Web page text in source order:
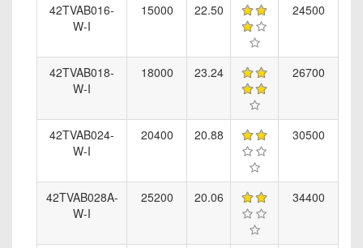
42TVAB016-
W-I
15000 22.50 24500
42TVAB018-
W-I
18000 23.24 26700
42TVAB024-
W-I
20400 20.88 30500
42TVAB028A-
W-I
25200 20.06 34400